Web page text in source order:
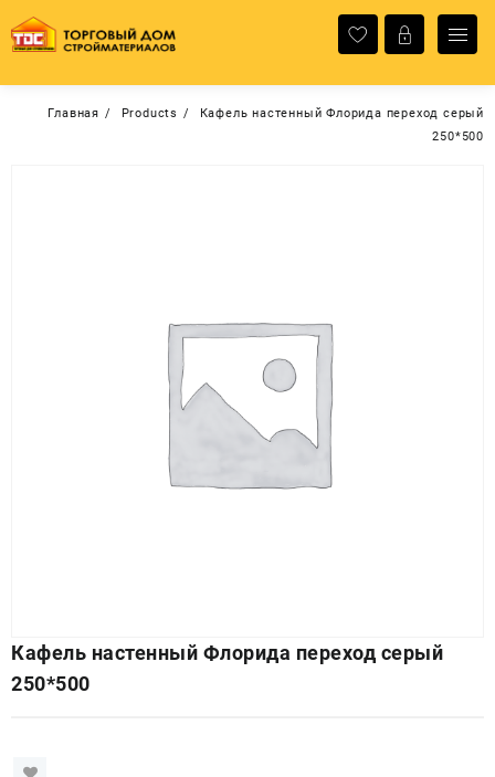
содержимому
Главная Products
Кафель настенный Флорида переход серый
250*500
Кафель настенный Флорида переход серый
250*500